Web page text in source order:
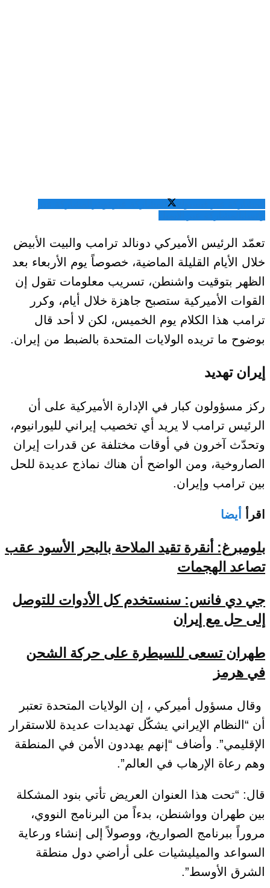
تعمّد الرئيس الأميركي دونالد ترامب والبيت الأبيض
خلال الأيام القليلة الماضية، خصوصاً يوم الأربعاء بعد
الظهر بتوقيت واشنطن، تسريب معلومات تقول إن
القوات الأميركية ستصبح جاهزة خلال أيام، وكرر
ترامب هذا الكلام يوم الخميس، لكن لا أحد قال
بوضوح ما تريده الولايات المتحدة بالضبط من إيران.
إيران تهديد
ركز مسؤولون كبار في الإدارة الأميركية على أن
الرئيس ترامب لا يريد أي تخصيب إيراني لليورانيوم،
وتحدّث آخرون في أوقات مختلفة عن قدرات إيران
الصاروخية، ومن الواضح أن هناك نماذج عديدة للحل
بين ترامب وإيران.
اقرأ أيضا
بلومبرغ: أنقرة تقيد الملاحة بالبحر الأسود عقب
تصاعد الهجمات
جي دي فانس: سنستخدم كل الأدوات للتوصل
إلى حل مع إيران
طهران تسعى للسيطرة على حركة الشحن
في هرمز
وقال مسؤول أميركي ، إن الولايات المتحدة تعتبر
أن “النظام الإيراني يشكّل تهديدات عديدة للاستقرار
الإقليمي”. وأضاف “إنهم يهددون الأمن في المنطقة
وهم رعاة الإرهاب في العالم”.
قال: “تحت هذا العنوان العريض تأتي بنود المشكلة
بين طهران وواشنطن، بدءاً من البرنامج النووي،
مروراً ببرنامج الصواريخ، ووصولاً إلى إنشاء ورعاية
السواعد والميليشيات على أراضي دول منطقة
الشرق الأوسط”.